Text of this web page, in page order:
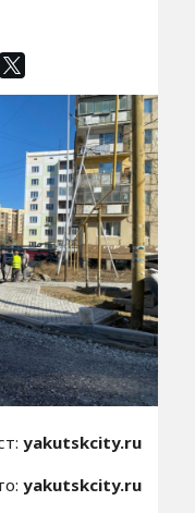
yakutskcity.ru
yakutskcity.ru